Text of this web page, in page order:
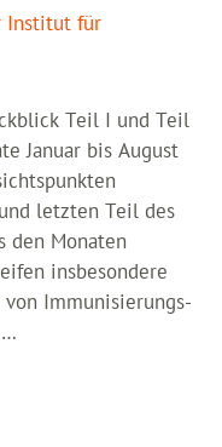
Institut für
Teil I und Teil
Januar bis August
letzten Teil des
den Monaten
insbesondere
von Immunisierungs-
…